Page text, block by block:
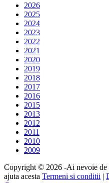
2026
2025
2024
2023
2022
2021
2020
2019
2018
2017
2016
2015
2013
2012
2011
2010
2009
Copyright © 2026 -Ai nevoie de
ajuta acesta Termeni si conditii |